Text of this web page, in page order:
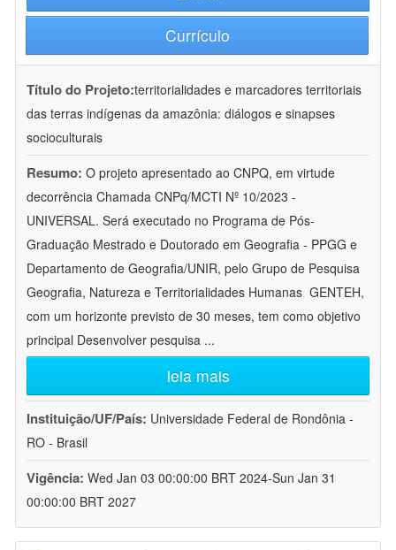
Currículo
Título do Projeto:territorialidades e marcadores territoriais
das terras indígenas da amazônia: diálogos e sinapses
socioculturais
Resumo: O projeto apresentado ao CNPQ, em virtude
decorrência Chamada CNPq/MCTI Nº 10/2023 -
UNIVERSAL. Será executado no Programa de Pós-
Graduação Mestrado e Doutorado em Geografia - PPGG e
Departamento de Geografia/UNIR, pelo Grupo de Pesquisa
Geografia, Natureza e Territorialidades Humanas  GENTEH,
com um horizonte previsto de 30 meses, tem como objetivo
principal Desenvolver pesquisa ...
leia mais
Instituição/UF/País: Universidade Federal de Rondônia -
RO - Brasil
Vigência: Wed Jan 03 00:00:00 BRT 2024-Sun Jan 31
00:00:00 BRT 2027